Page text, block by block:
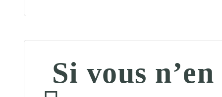
Si vous